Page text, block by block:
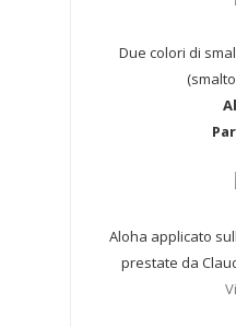
Due colori di
Aloha applicato
prestate da